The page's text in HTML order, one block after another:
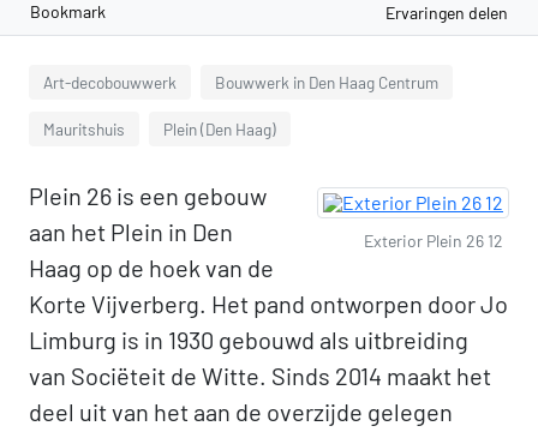
Bookmark Ervaringen delen
Art-decobouwwerk Bouwwerk in Den Haag Centrum
Mauritshuis Plein (Den Haag)
Exterior Plein 26 12
Plein 26 is een gebouw
aan het Plein in Den
Haag op de hoek van de
Korte Vijverberg. Het pand ontworpen door Jo
Limburg is in 1930 gebouwd als uitbreiding
van Sociëteit de Witte. Sinds 2014 maakt het
deel uit van het aan de overzijde gelegen